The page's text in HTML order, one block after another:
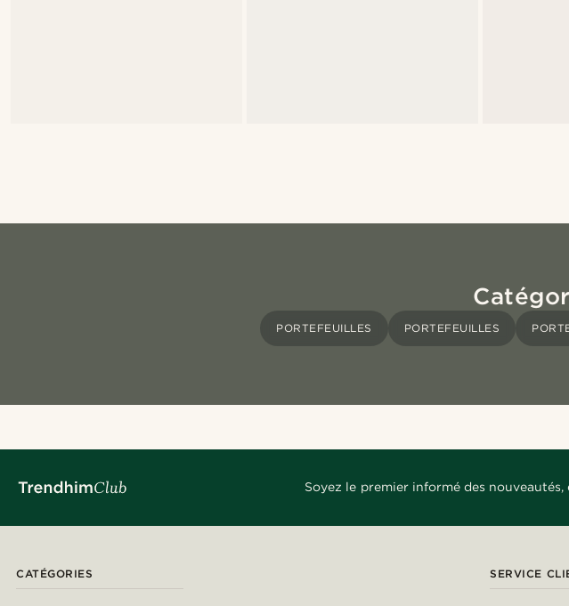
PORTEFEUILLES PORTEFEUILLES
Soyez le premier informé des
CATÉGORIES SERVICE